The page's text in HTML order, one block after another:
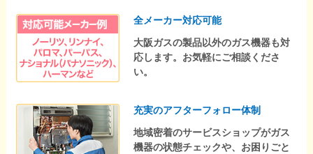
全メーカー対応可能
大阪ガスの製品以外のガス機器も対
応します。お気軽にご相談くださ
い。
充実のアフターフォロー体制
地域密着のサービスショップがガス
機器の状態チェックや、お困りごと